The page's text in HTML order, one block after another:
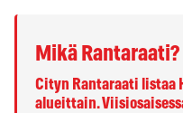
Mikä Rantaraati?
Cityn Rantaraati listaa
alueittain.